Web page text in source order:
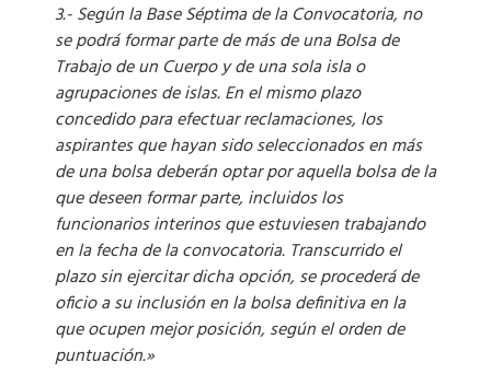
3.- Según la Base Séptima de la Convocatoria, no
se podrá formar parte de más de una Bolsa de
Trabajo de un Cuerpo y de una sola isla o
agrupaciones de islas. En el mismo plazo
concedido para efectuar reclamaciones, los
aspirantes que hayan sido seleccionados en más
de una bolsa deberán optar por aquella bolsa de la
que deseen formar parte, incluidos los
funcionarios interinos que estuviesen trabajando
en la fecha de la convocatoria. Transcurrido el
plazo sin ejercitar dicha opción, se procederá de
oficio a su inclusión en la bolsa definitiva en la
que ocupen mejor posición, según el orden de
puntuación.»